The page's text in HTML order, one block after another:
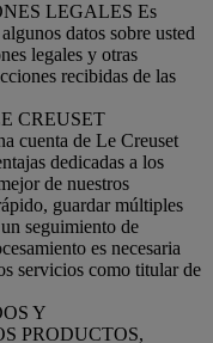
LEGALES Es
datos sobre usted
legales y otras
recibidas de las
CREUSET
cuenta de Le Creuset
dedicadas a los
de nuestros
guardar múltiples
seguimiento de
es necesaria
servicios como titular de
Y
PRODUCTOS,